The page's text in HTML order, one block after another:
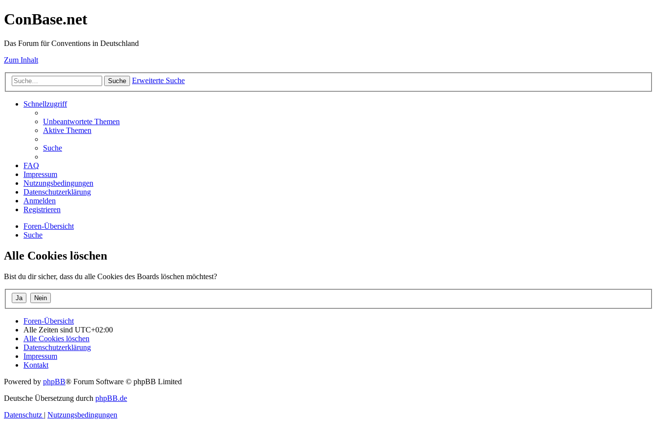
ConBase.net
Das Forum für Conventions in Deutschland
Zum Inhalt
Suche Erweiterte Suche
Schnellzugriff
Unbeantwortete Themen
Aktive Themen
Suche
FAQ
Impressum
Nutzungsbedingungen
Datenschutzerklärung
Anmelden
Registrieren
Foren-Übersicht
Suche
Alle Cookies löschen
Bist du dir sicher, dass du alle Cookies des Boards löschen möchtest?
Foren-Übersicht
Alle Zeiten sind UTC+02:00
Alle Cookies löschen
Datenschutzerklärung
Impressum
Kontakt
Powered by phpBB® Forum Software © phpBB Limited
Deutsche Übersetzung durch phpBB.de
Datenschutz | Nutzungsbedingungen